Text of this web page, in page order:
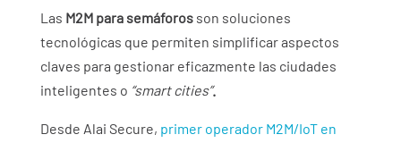
Las M2M para semáforos son soluciones
tecnológicas que permiten simplificar aspectos
claves para gestionar eficazmente las ciudades
inteligentes o “smart cities”.
Desde Alai Secure, primer operador M2M/IoT en